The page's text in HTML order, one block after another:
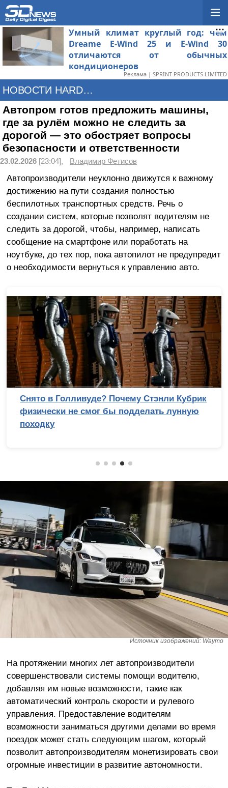
Умный климат круглый год: чем
Dreame E-Wind 25 и E-Wind 30
отличаются от обычных
кондиционеров
Реклама | SPRINT PRODUCTS LIMITED
НОВОСТИ HARDWARE
Автопром готов предложить машины,
где за рулём можно не следить за
дорогой — это обостряет вопросы
безопасности и ответственности
23.02.2026 [23:04], Владимир Фетисов
Автопроизводители неуклонно движутся к важному
достижению на пути создания полностью
беспилотных транспортных средств. Речь о
создании систем, которые позволят водителям не
следить за дорогой, чтобы, например, написать
сообщение на смартфоне или поработать на
ноутбуке, до тех пор, пока автопилот не предупредит
о необходимости вернуться к управлению авто.
Снято в Голливуде? Почему Стэнли Кубрик
физически не смог бы подделать лунную
походку
Источник изображений: Waymo
На протяжении многих лет автопроизводители
совершенствовали системы помощи водителю,
добавляя им новые возможности, такие как
автоматический контроль скорости и рулевого
управления. Предоставление водителям
возможности заниматься другими делами во время
поездок может стать следующим шагом, который
позволит автопроизводителям монетизировать свои
огромные инвестиции в развитие автономности.